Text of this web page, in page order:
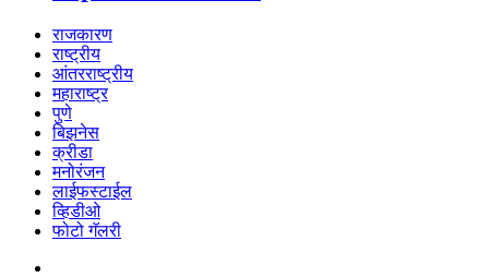
राजकारण
राष्ट्रीय
आंतरराष्ट्रीय
महाराष्ट्र
पुणे
बिझनेस
क्रीडा
मनोरंजन
लाईफस्टाईल
व्हिडीओ
फोटो गॅलरी